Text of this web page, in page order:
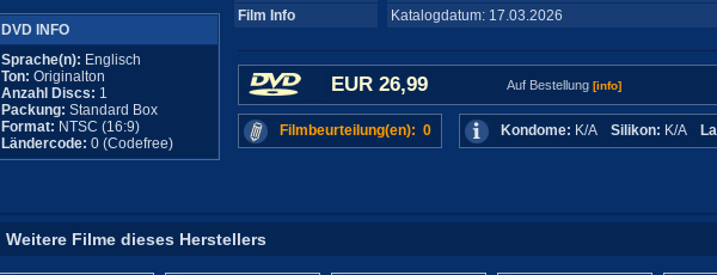
DVD INFO
Sprache(n): Englisch
Ton: Originalton
Anzahl Discs: 1
Packung: Standard Box
Format: NTSC (16:9)
Ländercode: 0 (Codefree)
Film Info
Katalogdatum: 17.03.2026
EUR 26,99 Auf Bestellung [info]
Filmbeurteilung(en): 0 Kondome: K/A Silikon: K/A
Weitere Filme dieses Herstellers